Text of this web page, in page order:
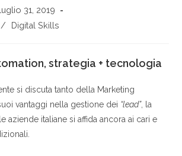
31, 2019
/ Digital Skills
strategia + tecnologia
si discuta tanto della Marketing
vantaggi nella gestione dei “lead”, la
aziende italiane si affida ancora ai cari e